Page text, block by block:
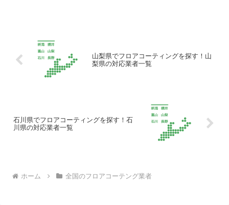
山梨県でフロアコーティングを探す！山
梨県の対応業者一覧
石川県でフロアコーティングを探す！石
川県の対応業者一覧
ホーム 全国のフロアコーテング業者